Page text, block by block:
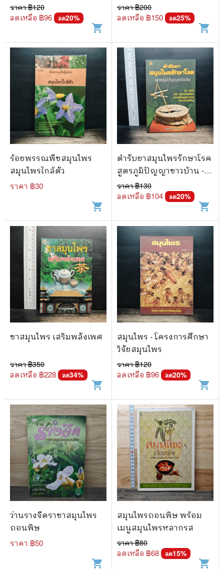
ราคา ฿120
ลดเหลือ ฿96 ลด20%
shopping_cart
ราคา ฿200
ลดเหลือ ฿150 ลด25%
shopping_cart
ร้อยพรรณพืชสมุนไพร
สมุนไพรใกล้ตัว
ราคา ฿30
shopping_cart
ตำรับยาสมุนไพรรักษาโรค
สูตรภูมิปัญญาชาวบ้าน -
สุภัคภิรมย์
ราคา ฿130
ลดเหลือ ฿104 ลด20%
shopping_cart
ชาสมุนไพร เสริมพลังเพศ
ราคา ฿350
ลดเหลือ ฿228 ลด34%
shopping_cart
สมุนไพร - โครงการศึกษา
วิจัยสมุนไพร
ราคา ฿120
ลดเหลือ ฿96 ลด20%
shopping_cart
ว่านรางจืดราชาสมุนไพร
ถอนพิษ
ราคา ฿50
shopping_cart
สมุนไพรถอนพิษ พร้อม
เมนูสมุนไพรหลากรส
ราคา ฿80
ลดเหลือ ฿68 ลด15%
shopping_cart